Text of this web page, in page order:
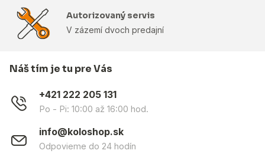
Autorizovaný servis
V zázemí dvoch predajní
Náš tím je tu pre Vás
+421 222 205 131
Po - Pi: 10:00 až 16:00 hod.
info@koloshop.sk
Odpovieme do 24 hodín